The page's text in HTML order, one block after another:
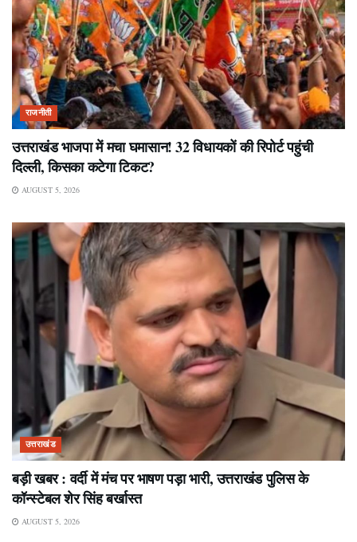
राजनीती
उत्तराखंड भाजपा में मचा घमासान! 32 विधायकों की रिपोर्ट पहुंची
दिल्ली, किसका कटेगा टिकट?
AUGUST 5, 2026
उत्तराखंड
बड़ी खबर : वर्दी में मंच पर भाषण पड़ा भारी, उत्तराखंड पुलिस के
कॉन्स्टेबल शेर सिंह बर्खास्त
AUGUST 5, 2026